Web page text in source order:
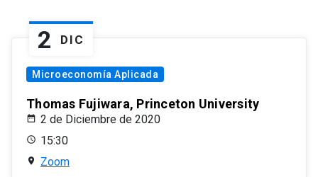
2 DIC
Microeconomía Aplicada
Thomas Fujiwara, Princeton University
2 de Diciembre de 2020
15:30
Zoom